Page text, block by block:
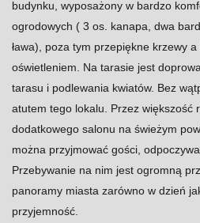
budynku, wyposażony w bardzo
ogrodowych ( 3 os. kanapa, dwa
ława), poza tym przepiękne krzewy
oświetleniem. Na tarasie jest
tarasu i podlewania kwiatów. Bez
atutem tego lokalu. Przez większość
dodatkowego salonu na świeżym
można przyjmować gości,
Przebywanie na nim jest ogromną
panoramy miasta zarówno w dzień
przyjemność.